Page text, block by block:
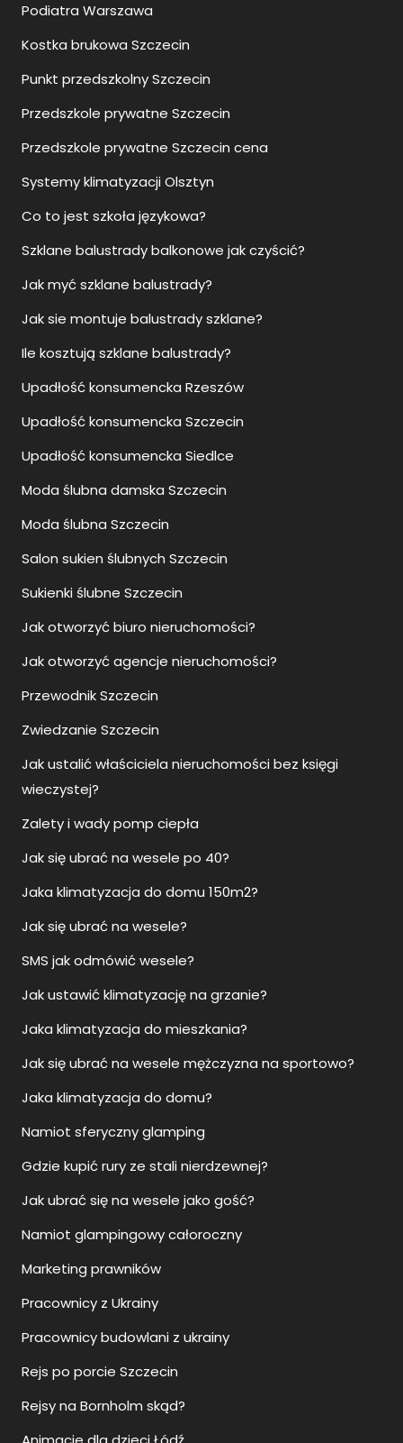
Podiatra Warszawa
Kostka brukowa Szczecin
Punkt przedszkolny Szczecin
Przedszkole prywatne Szczecin
Przedszkole prywatne Szczecin cena
Systemy klimatyzacji Olsztyn
Co to jest szkoła językowa?
Szklane balustrady balkonowe jak czyścić?
Jak myć szklane balustrady?
Jak sie montuje balustrady szklane?
Ile kosztują szklane balustrady?
Upadłość konsumencka Rzeszów
Upadłość konsumencka Szczecin
Upadłość konsumencka Siedlce
Moda ślubna damska Szczecin
Moda ślubna Szczecin
Salon sukien ślubnych Szczecin
Sukienki ślubne Szczecin
Jak otworzyć biuro nieruchomości?
Jak otworzyć agencje nieruchomości?
Przewodnik Szczecin
Zwiedzanie Szczecin
Jak ustalić właściciela nieruchomości bez księgi
wieczystej?
Zalety i wady pomp ciepła
Jak się ubrać na wesele po 40?
Jaka klimatyzacja do domu 150m2?
Jak się ubrać na wesele?
SMS jak odmówić wesele?
Jak ustawić klimatyzację na grzanie?
Jaka klimatyzacja do mieszkania?
Jak się ubrać na wesele mężczyzna na sportowo?
Jaka klimatyzacja do domu?
Namiot sferyczny glamping
Gdzie kupić rury ze stali nierdzewnej?
Jak ubrać się na wesele jako gość?
Namiot glampingowy całoroczny
Marketing prawników
Pracownicy z Ukrainy
Pracownicy budowlani z ukrainy
Rejs po porcie Szczecin
Rejsy na Bornholm skąd?